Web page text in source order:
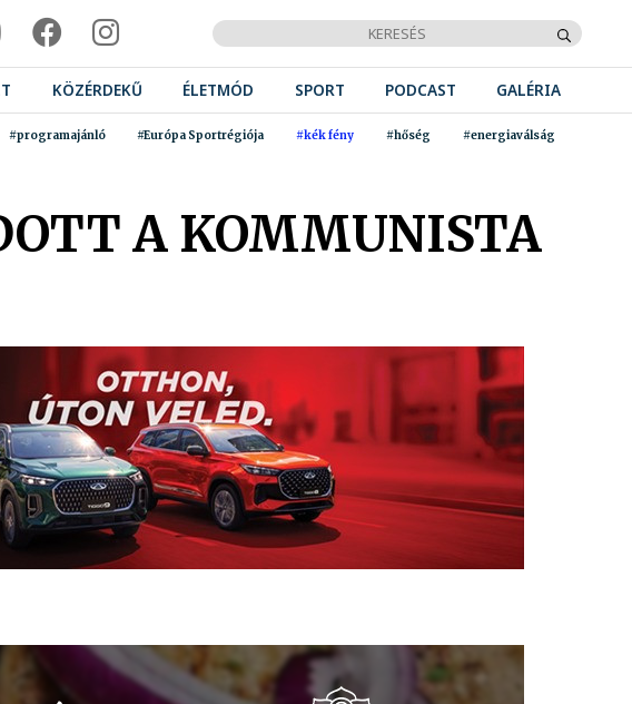
KÖZÉRDEKŰ ÉLETMÓD SPORT PODCAST GALÉRIA
#programajánló #Európa Sportrégiója #kék fény #hőség #energiaválság
A KOMMUNISTA